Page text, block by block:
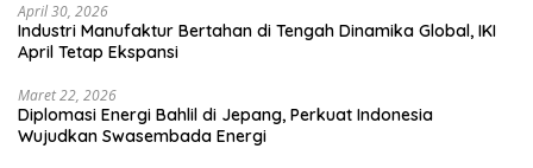
April 30, 2026
Industri Manufaktur Bertahan di Tengah Dinamika Global, IKI
April Tetap Ekspansi
Maret 22, 2026
Diplomasi Energi Bahlil di Jepang, Perkuat Indonesia
Wujudkan Swasembada Energi